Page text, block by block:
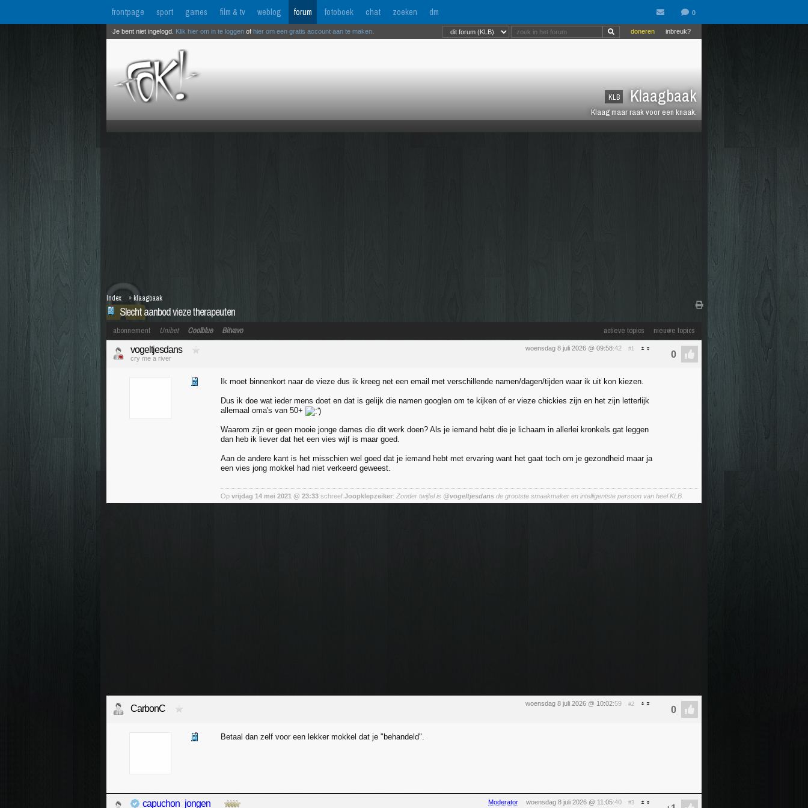
frontpage sport games film & tv weblog forum fotoboek chat zoeken dm
KLB Klaagbaak
Klaag maar raak voor een knaak.
inbreuk?
doneren
Je bent niet ingelogd. Klik hier om in te loggen of hier om een gratis account aan te maken
Slecht aanbod vieze therapeuten
Index » klaagbaak
actieve topics nieuwe topics
abonnement Unibet Coolblue Bitvavo
woensdag 8 juli 2026 @ 09:58:42 #1
vogeltjesdans
cry me a river
Ik moet binnenkort naar de vieze dus ik kreeg net een email met verschillende namen/dagen/tijden waar ik uit kon kiezen.
Dus ik doe wat ieder mens doet en dat is gelijk die namen googlen om te kijken of er vieze chickies zijn en het zijn letterlijk
allemaal oma's van 50+
Waarom zijn er geen mooie jonge dames die dit werk doen? Als je iemand hebt die je lichaam in allerlei kronkels gat leggen
dan heb ik liever dat het een vies wijf is maar goed.
Aan de andere kant is het misschien wel goed dat je iemand hebt met ervaring want het gaat toch om je gezondheid maar ja
een vies jong mokkel had niet verkeerd geweest.
Op vrijdag 14 mei 2021 @ 23:33 schreef Joopklepzeiker: Zonder twijfel is @vogeltjesdans de grootste smaakmaker en intelligentste persoon van heel KLB.
woensdag 8 juli 2026 @ 10:02:59 #2
CarbonC
Betaal dan zelf voor een lekker mokkel dat je "behandeld".
Moderator woensdag 8 juli 2026 @ 11:05:40 #3
capuchon_jongen